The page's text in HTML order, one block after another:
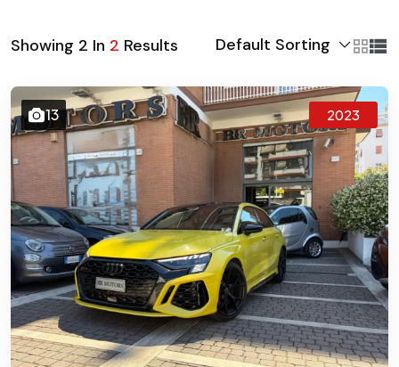
Showing 2 In 2 Results Default Sorting
13 2023